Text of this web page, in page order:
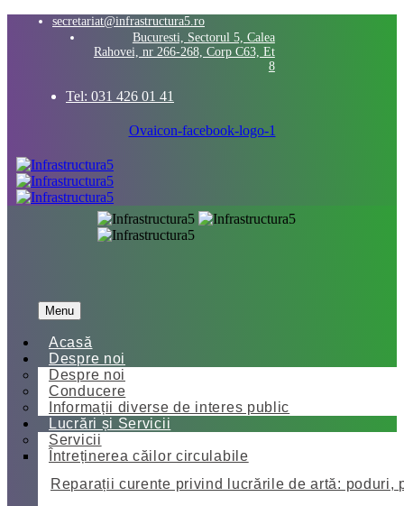
secretariat@infrastructura5.ro
Bucuresti, Sectorul 5, Calea
Rahovei, nr 266-268, Corp C63, Et
8
Tel: 031 426 01 41
Ovaicon-facebook-logo-1
Menu
Acasă
Despre noi
Despre noi
Conducere
Informații diverse de interes public
Lucrări și Servicii
Servicii
Întreținerea căilor circulabile
Reparații curente privind lucrările de artă: poduri,